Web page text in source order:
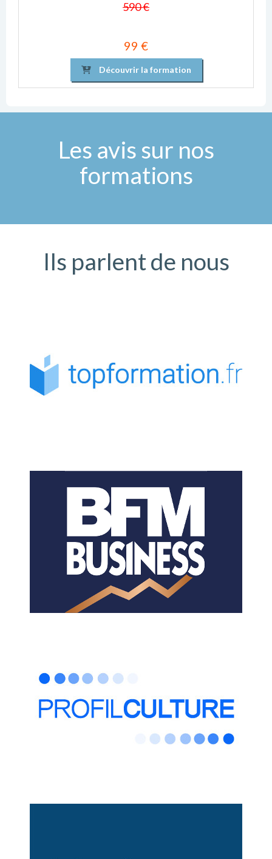
590 €
99 €
Découvrir la formation
Les avis sur nos
formations
Ils parlent de nous